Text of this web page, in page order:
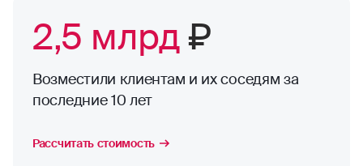
2,5 млрд₽
Возместили клиентам и их соседям за
последние 10 лет
Рассчитать стоимость